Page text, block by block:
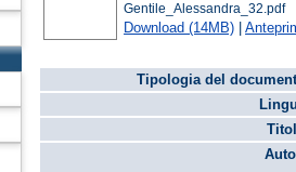
Gentile_Alessandra_32.pdf
Download (14MB) |
Tipologia del